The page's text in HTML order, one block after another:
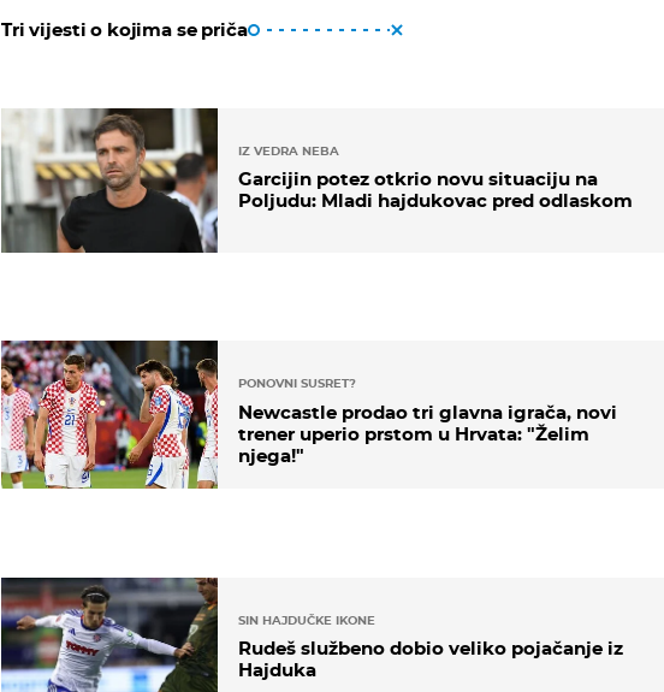
Tri vijesti o kojima se priča
IZ VEDRA NEBA
Garcijin potez otkrio novu situaciju na
Poljudu: Mladi hajdukovac pred odlaskom
PONOVNI SUSRET?
Newcastle prodao tri glavna igrača, novi
trener uperio prstom u Hrvata: "Želim
njega!"
SIN HAJDUČKE IKONE
Rudeš službeno dobio veliko pojačanje iz
Hajduka